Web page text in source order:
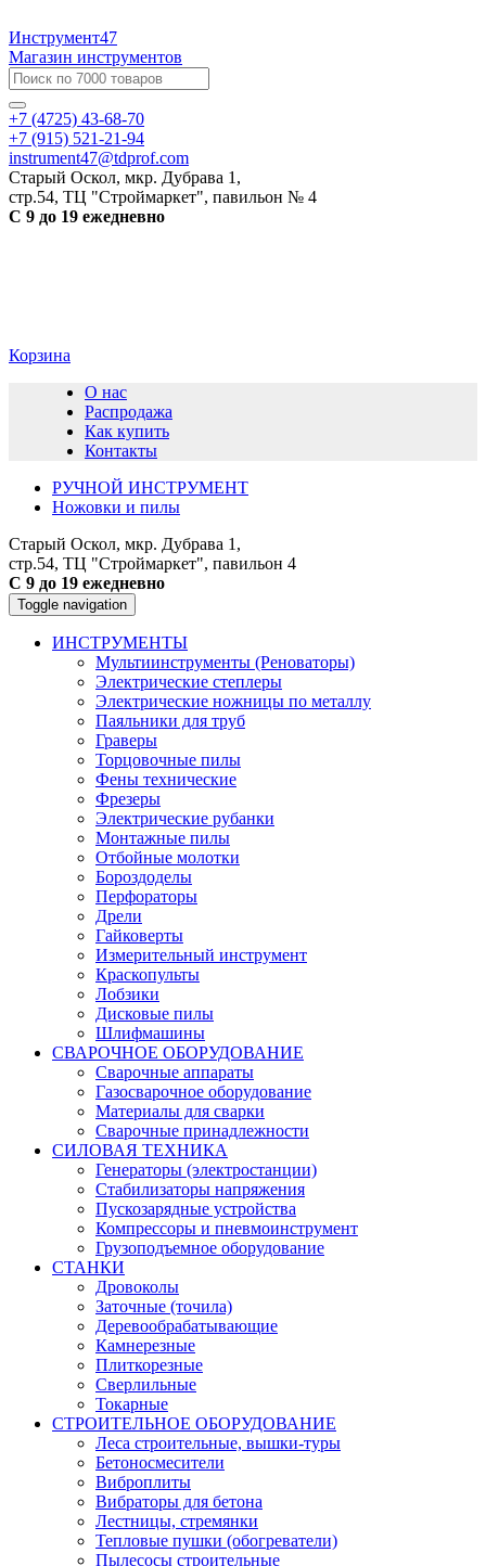
Инструмент47
Магазин инструментов
+7 (4725) 43-68-70
+7 (915) 521-21-94
instrument47@tdprof.com
Старый Оскол, мкр. Дубрава 1,
стр.54, ТЦ "Строймаркет", павильон № 4
С 9 до 19 ежедневно
Корзина
О нас
Распродажа
Как купить
Контакты
РУЧНОЙ ИНСТРУМЕНТ
Ножовки и пилы
Старый Оскол, мкр. Дубрава 1,
стр.54, ТЦ "Строймаркет", павильон 4
С 9 до 19 ежедневно
Toggle navigation
ИНСТРУМЕНТЫ
Мультиинструменты (Реноваторы)
Электрические степлеры
Электрические ножницы по металлу
Паяльники для труб
Граверы
Торцовочные пилы
Фены технические
Фрезеры
Электрические рубанки
Монтажные пилы
Отбойные молотки
Бороздоделы
Перфораторы
Дрели
Гайковерты
Измерительный инструмент
Краскопульты
Лобзики
Дисковые пилы
Шлифмашины
СВАРОЧНОЕ ОБОРУДОВАНИЕ
Сварочные аппараты
Газосварочное оборудование
Материалы для сварки
Сварочные принадлежности
СИЛОВАЯ ТЕХНИКА
Генераторы (электростанции)
Стабилизаторы напряжения
Пускозарядные устройства
Компрессоры и пневмоинструмент
Грузоподъемное оборудование
СТАНКИ
Дровоколы
Заточные (точила)
Деревообрабатывающие
Камнерезные
Плиткорезные
Сверлильные
Токарные
СТРОИТЕЛЬНОЕ ОБОРУДОВАНИЕ
Леса строительные, вышки-туры
Бетоносмесители
Виброплиты
Вибраторы для бетона
Лестницы, стремянки
Тепловые пушки (обогреватели)
Пылесосы строительные